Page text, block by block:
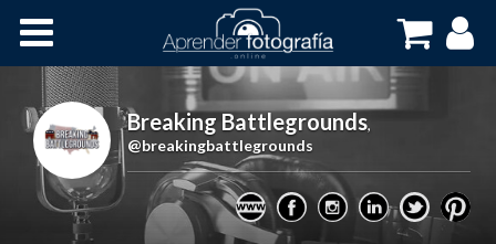
Cursos OnLine
Breaking Battlegrounds,
@breakingbattlegrounds